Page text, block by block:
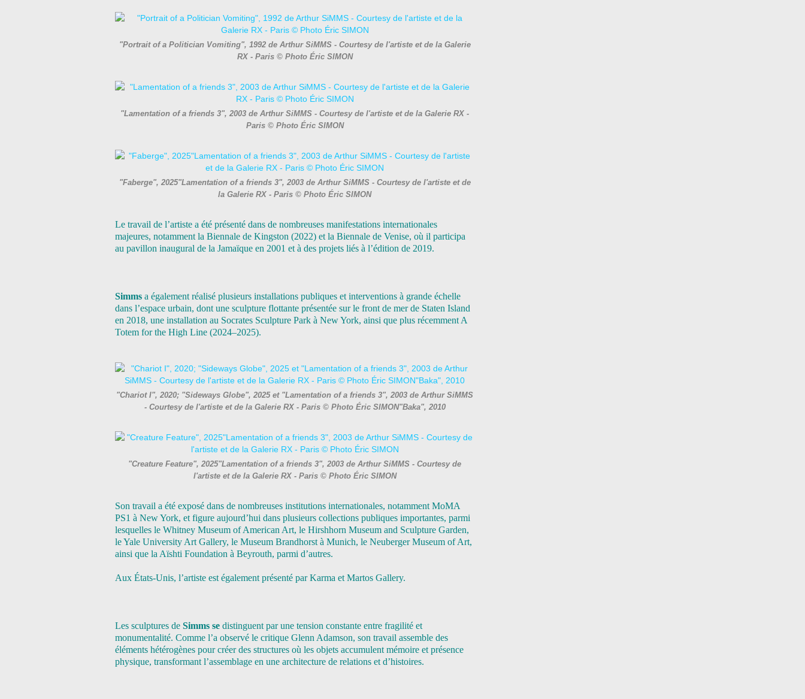
"Portrait of a Politician Vomiting", 1992 de Arthur SiMMS - Courtesy de l'artiste et de la Galerie
RX - Paris © Photo Éric SIMON
"Lamentation of a friends 3", 2003 de Arthur SiMMS - Courtesy de l'artiste et de la Galerie RX -
Paris © Photo Éric SIMON
"Faberge", 2025"Lamentation of a friends 3", 2003 de Arthur SiMMS - Courtesy de l'artiste et de
la Galerie RX - Paris © Photo Éric SIMON
Le travail de l’artiste a été présenté dans de nombreuses manifestations internationales
majeures, notamment la Biennale de Kingston (2022) et la Biennale de Venise, où il participa
au pavillon inaugural de la Jamaïque en 2001 et à des projets liés à l’édition de 2019.
Simms a également réalisé plusieurs installations publiques et interventions à grande échelle
dans l’espace urbain, dont une sculpture flottante présentée sur le front de mer de Staten Island
en 2018, une installation au Socrates Sculpture Park à New York, ainsi que plus récemment A
Totem for the High Line (2024–2025).
"Chariot I", 2020; "Sideways Globe", 2025 et "Lamentation of a friends 3", 2003 de Arthur SiMMS
- Courtesy de l'artiste et de la Galerie RX - Paris © Photo Éric SIMON"Baka", 2010
"Creature Feature", 2025"Lamentation of a friends 3", 2003 de Arthur SiMMS - Courtesy de
l'artiste et de la Galerie RX - Paris © Photo Éric SIMON
Son travail a été exposé dans de nombreuses institutions internationales, notamment MoMA
PS1 à New York, et figure aujourd’hui dans plusieurs collections publiques importantes, parmi
lesquelles le Whitney Museum of American Art, le Hirshhorn Museum and Sculpture Garden,
le Yale University Art Gallery, le Museum Brandhorst à Munich, le Neuberger Museum of Art,
ainsi que la Aïshti Foundation à Beyrouth, parmi d’autres.
Aux États-Unis, l’artiste est également présenté par Karma et Martos Gallery.
Les sculptures de Simms se distinguent par une tension constante entre fragilité et
monumentalité. Comme l’a observé le critique Glenn Adamson, son travail assemble des
éléments hétérogènes pour créer des structures où les objets accumulent mémoire et présence
physique, transformant l’assemblage en une architecture de relations et d’histoires.